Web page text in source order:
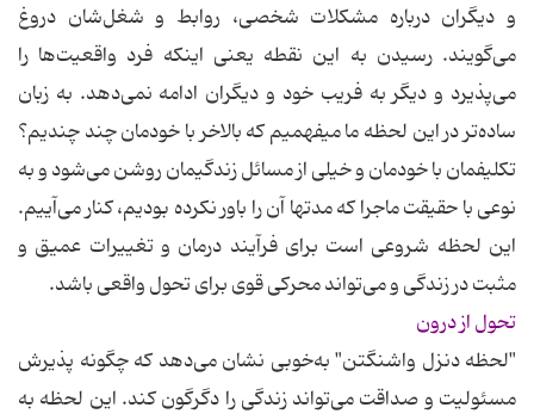
و دیگران درباره مشکلات شخصی، روابط و شغل‌شان دروغ
می‌گویند. رسیدن به این نقطه یعنی اینکه فرد واقعیت‌ها را
می‌پذیرد و دیگر به فریب خود و دیگران ادامه نمی‌دهد. به زبان
ساده‌تر در این لحظه ما میفهمیم که بالاخر با خودمان چند چندیم؟
تکلیفمان با خودمان و خیلی از مسائل زندگیمان روشن می‌شود و به
نوعی با حقیقت ماجرا که مدتها آن را باور نکرده بودیم، کنار می‌آییم.
این لحظه شروعی است برای فرآیند درمان و تغییرات عمیق و
مثبت در زندگی و می‌تواند محرکی قوی برای تحول واقعی باشد.
تحول از درون
"لحظه دنزل واشنگتن" به‌خوبی نشان می‌دهد که چگونه پذیرش
مسئولیت و صداقت می‌تواند زندگی را دگرگون کند. این لحظه به